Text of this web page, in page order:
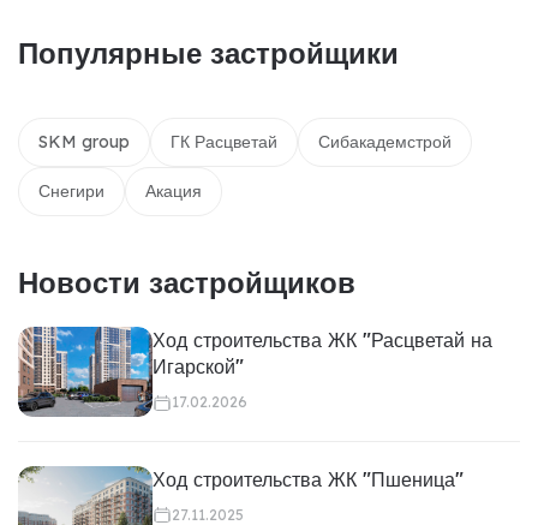
Популярные застройщики
SKM group ГК Расцветай Сибакадемстрой
Снегири Акация
Новости застройщиков
Ход строительства ЖК "Расцветай на
Игарской"
17.02.2026
Ход строительства ЖК "Пшеница"
27.11.2025